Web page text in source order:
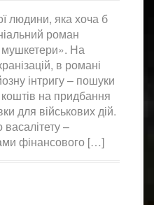
людини, яка хоча б
роман
На
в романі
інтригу – пошуки
на придбання
для військових дій.
–
фінансового […]